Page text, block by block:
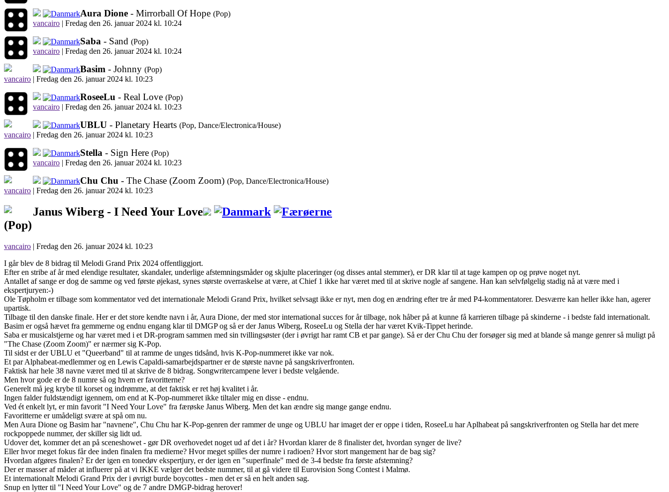
Aura Dione - Mirrorball Of Hope (Pop)
vancairo | Fredag den 26. januar 2024 kl. 10:24
Saba - Sand (Pop)
vancairo | Fredag den 26. januar 2024 kl. 10:24
Basim - Johnny (Pop)
vancairo | Fredag den 26. januar 2024 kl. 10:23
RoseeLu - Real Love (Pop)
vancairo | Fredag den 26. januar 2024 kl. 10:23
UBLU - Planetary Hearts (Pop, Dance/Electronica/House)
vancairo | Fredag den 26. januar 2024 kl. 10:23
Stella - Sign Here (Pop)
vancairo | Fredag den 26. januar 2024 kl. 10:23
Chu Chu - The Chase (Zoom Zoom) (Pop, Dance/Electronica/House)
vancairo | Fredag den 26. januar 2024 kl. 10:23
Janus Wiberg - I Need Your Love
(Pop)
vancairo | Fredag den 26. januar 2024 kl. 10:23
I går blev de 8 bidrag til Melodi Grand Prix 2024 offentliggjort.
Efter en stribe af år med elendige resultater, skandaler, underlige afstemningsmåder og skjulte placeringer (og disses antal stemmer), er DR klar til at tage kampen op og prøve noget nyt.
Antallet af sange er dog de samme og ved første øjekast, synes største overraskelse at være, at Chief 1 ikke har været med til at skrive nogle af sangene. Han kan selvfølgelig stadig nå at være med i
ekspertjuryen:-)
Ole Tøpholm er tilbage som kommentator ved det internationale Melodi Grand Prix, hvilket selvsagt ikke er nyt, men dog en ændring efter tre år med P4-kommentatorer. Desværre kan heller ikke han, agerer
upartisk.
Tilbage til den danske finale. Her er det store kendte navn i år, Aura Dione, der med stor international succes for år tilbage, nok håber på at kunne få karrieren tilbage på skinderne - i bedste fald internationalt.
Basim er også hævet fra gemmerne og endnu engang klar til DMGP og så er der Janus Wiberg, RoseeLu og Stella der har været Kvik-Tippet herinde.
Saba er musicalstjerne og har været med i et DR-program sammen med sin tvillingsøster (der i øvrigt har ramt CB et par gange). Så er der Chu Chu der forsøger sig med at blande så mange genrer så muligt på
"The Chase (Zoom Zoom)" er nærmer sig K-Pop.
Til sidst er der UBLU et "Queerband" til at ramme de unges tidsånd, hvis K-Pop-nummeret ikke var nok.
Et par Alphabeat-medlemmer og en Lewis Capaldi-samarbejdspartner er de største navne på sangskriverfronten.
Faktisk har hele 38 navne været med til at skrive de 8 bidrag. Songwritercampene lever i bedste velgående.
Men hvor gode er de 8 numre så og hvem er favoritterne?
Generelt må jeg krybe til korset og indrømme, at det faktisk er ret høj kvalitet i år.
Ingen falder fuldstændigt igennem, om end at K-Pop-nummeret ikke tiltaler mig en disse - endnu.
Ved ét enkelt lyt, er min favorit "I Need Your Love" fra færøske Janus Wiberg. Men det kan ændre sig mange gange endnu.
Favoritterne er umådeligt svære at spå om nu.
Men Aura Dione og Basim har "navnene", Chu Chu har K-Pop-genren der rammer de unge og UBLU har imaget der er oppe i tiden, RoseeLu har Aplhabeat på sangskriverfronten og Stella har det mere
rockpoppede nummer, der skiller sig lidt ud.
Udover det, kommer det an på sceneshowet - gør DR overhovedet noget ud af det i år? Hvordan klarer de 8 finalister det, hvordan synger de live?
Eller hvor meget fokus får dee inden finalen fra medierne? Hvor meget spilles der numre i radioen? Hvor stort mangement har de bag sig?
Hvordan afgøres finalen? Er der igen en tonedøv ekspertjury, er der igen en "superfinale" med de 3-4 bedste fra første afstemning?
Der er masser af måder at influerer på at vi IKKE vælger det bedste nummer, til at gå videre til Eurovision Song Contest i Malmø.
Et internationalt Melodi Grand Prix der i øvrigt burde boycottes - men det er så en helt anden sag.
Snup en lytter til "I Need Your Love" og de 7 andre DMGP-bidrag herover!